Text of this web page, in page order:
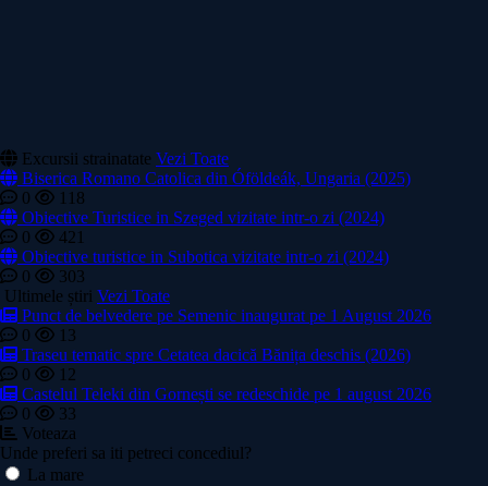
Excursii strainatate Vezi Toate
Biserica Romano Catolica din Óföldeák, Ungaria (2025)
0
118
Obiective Turistice in Szeged vizitate intr-o zi (2024)
0
421
Obiective turistice in Subotica vizitate intr-o zi (2024)
0
303
Ultimele știri Vezi Toate
Punct de belvedere pe Semenic inaugurat pe 1 August 2026
0
13
Traseu tematic spre Cetatea dacică Bănița deschis (2026)
0
12
Castelul Teleki din Gornești se redeschide pe 1 august 2026
0
33
Voteaza
Unde preferi sa iti petreci concediul?
La mare